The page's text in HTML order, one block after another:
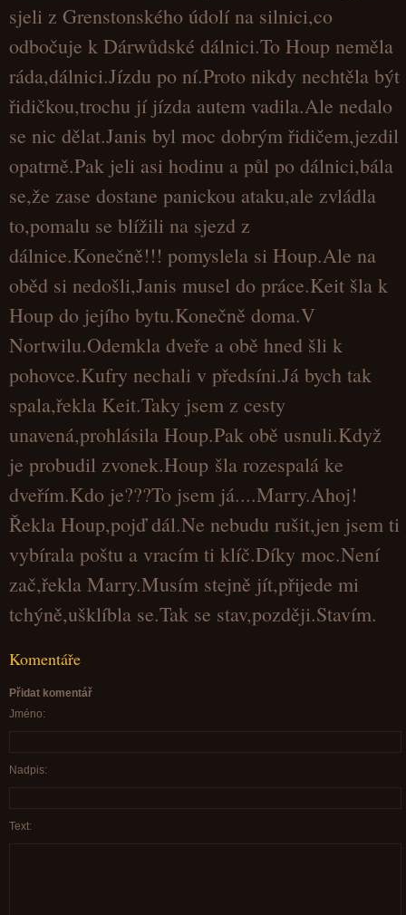
sjeli z Grenstonského údolí na silnici,co
odbočuje k Dárwůdské dálnici.To Houp neměla
ráda,dálnici.Jízdu po ní.Proto nikdy nechtěla být
řidičkou,trochu jí jízda autem vadila.Ale nedalo
se nic dělat.Janis byl moc dobrým řidičem,jezdil
opatrně.Pak jeli asi hodinu a půl po dálnici,bála
se,že zase dostane panickou ataku,ale zvládla
to,pomalu se blížili na sjezd z
dálnice.Konečně!!! pomyslela si Houp.Ale na
oběd si nedošli,Janis musel do práce.Keit šla k
Houp do jejího bytu.Konečně doma.V
Nortwilu.Odemkla dveře a obě hned šli k
pohovce.Kufry nechali v předsíni.Já bych tak
spala,řekla Keit.Taky jsem z cesty
unavená,prohlásila Houp.Pak obě usnuli.Když
je probudil zvonek.Houp šla rozespalá ke
dveřím.Kdo je???To jsem já....Marry.Ahoj!
Řekla Houp,pojď dál.Ne nebudu rušit,jen jsem ti
vybírala poštu a vracím ti klíč.Díky moc.Není
zač,řekla Marry.Musím stejně jít,přijede mi
tchýně,ušklíbla se.Tak se stav,později.Stavím.
Komentáře
Přidat komentář
Jméno:
Nadpis:
Text: